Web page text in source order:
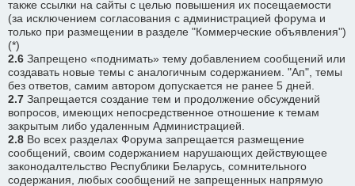
также ссылки на сайты с целью повышения их посещаемости
(за исключением согласования с администрацией форума и
только при размещении в разделе "Коммерческие объявления")
(*)
2.6 Запрещено «поднимать» тему добавлением сообщений или
создавать новые темы с аналогичным содержанием. "Ап", темы
без ответов, самим автором допускается не ранее 5 дней.
2.7 Запрещается создание тем и продолжение обсуждений
вопросов, имеющих непосредственное отношение к темам
закрытым либо удаленным Администрацией.
2.8 Во всех разделах Форума запрещается размещение
сообщений, своим содержанием нарушающих действующее
законодалтельство Республики Беларусь, сомнительного
содержания, любых сообщений не запрещенных напрямую